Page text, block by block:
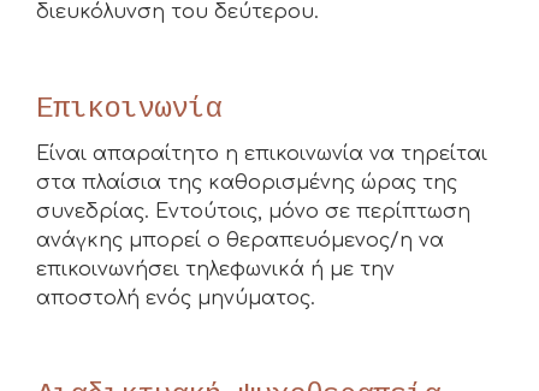
διευκόλυνση του δεύτερου.
Επικοινωνία
Είναι απαραίτητο η επικοινωνία να τηρείται
στα πλαίσια της καθορισμένης ώρας της
συνεδρίας. Εντούτοις, μόνο σε περίπτωση
ανάγκης μπορεί ο θεραπευόμενος/η να
επικοινωνήσει τηλεφωνικά ή με την
αποστολή ενός μηνύματος.